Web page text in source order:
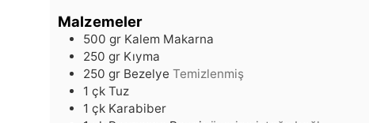
Malzemeler
500 gr Kalem Makarna
250 gr Kıyma
250 gr Bezelye Temizlenmiş
1 çk Tuz
1 çk Karabiber